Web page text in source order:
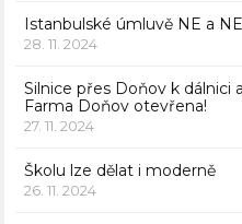
Istanbulské úmluvě NE a
28. 11. 2024
Silnice přes Doňov k dálnici
Farma Doňov otevřena!
27. 11. 2024
Školu lze dělat i moderně
26. 11. 2024